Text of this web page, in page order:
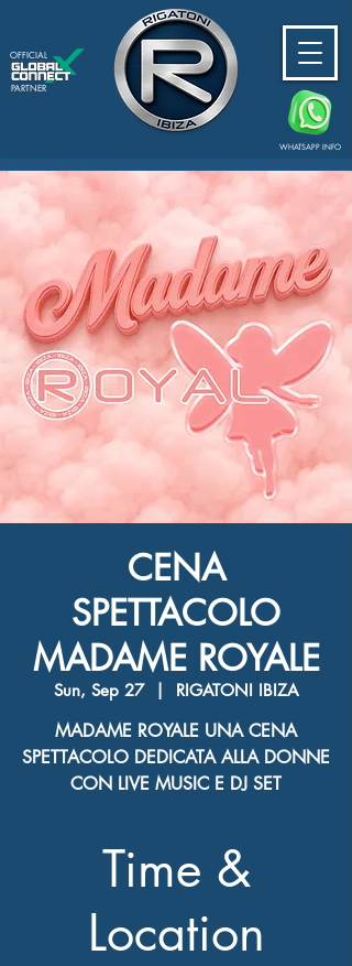
PARTNER
OFFICIAL
WHATSAPP INFO
CENA
SPETTACOLO
MADAME ROYALE
Sun, Sep 27
  |
RIGATONI IBIZA
MADAME ROYALE UNA CENA
SPETTACOLO DEDICATA ALLA DONNE
CON LIVE MUSIC E DJ SET
Time &
Location